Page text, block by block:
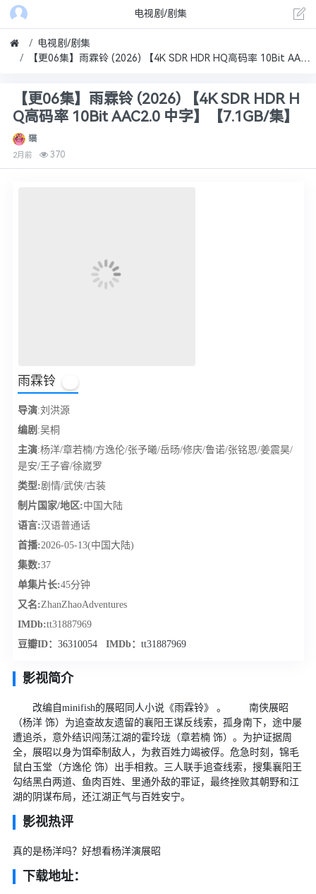
电视剧/剧集
电视剧/剧集
【更06集】雨霖铃‎ (2026) 【4K SDR HDR HQ高码率 10Bit AAC2.0 中字】【7.1GB/集】
【更06集】雨霖铃‎ (2026) 【4K SDR HDR H
Q高码率 10Bit AAC2.0 中字】【7.1GB/集】
猫
2月前 370
雨霖铃
导演:刘洪源
编剧 :吴桐
主演:杨洋/章若楠/方逸伦/张予曦/岳旸/修庆/鲁诺/张铭恩/姜震昊/
是安/王子睿/徐崴罗
类型:剧情/武侠/古装
制片国家/地区:中国大陆
语言:汉语普通话
首播:2026-05-13(中国大陆)
集数:37
单集片长:45分钟
又名:ZhanZhaoAdventures
IMDb:tt31887969
豆瓣ID： 36310054 IMDb： tt31887969
影视简介
改编自minifish的展昭同人小说《雨霖铃》 。 南侠展昭
（杨洋 饰）为追查故友遗留的襄阳王谋反线索，孤身南下，途中屡
遭追杀，意外结识闯荡江湖的霍玲珑（章若楠 饰）。为护证据周
全，展昭以身为饵牵制敌人，为救百姓力竭被俘。危急时刻，锦毛
鼠白玉堂（方逸伦 饰）出手相救。三人联手追查线索，搜集襄阳王
勾结黑白两道、鱼肉百姓、里通外敌的罪证，最终挫败其朝野和江
湖的阴谋布局，还江湖正气与百姓安宁。
影视热评
真的是杨洋吗？好想看杨洋演展昭
下载地址：